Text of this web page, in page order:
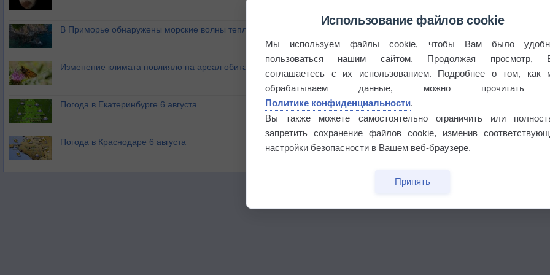
В Приморье обнаружены морские волны тепла
Изменение климата повлияло на ареал обитания бабочек
Погода в Екатеринбурге 6 августа
Погода в Краснодаре 6 августа
Использование файлов cookie
Мы используем файлы cookie, чтобы Вам было
пользоваться нашим сайтом. Продолжая просмотр,
соглашаетесь с их использованием. Подробнее о том, как
обрабатываем данные, можно прочитать
Политике конфиденциальности.
Вы также можете самостоятельно ограничить или
запретить сохранение файлов cookie, изменив
настройки безопасности в Вашем веб-браузере.
Принять